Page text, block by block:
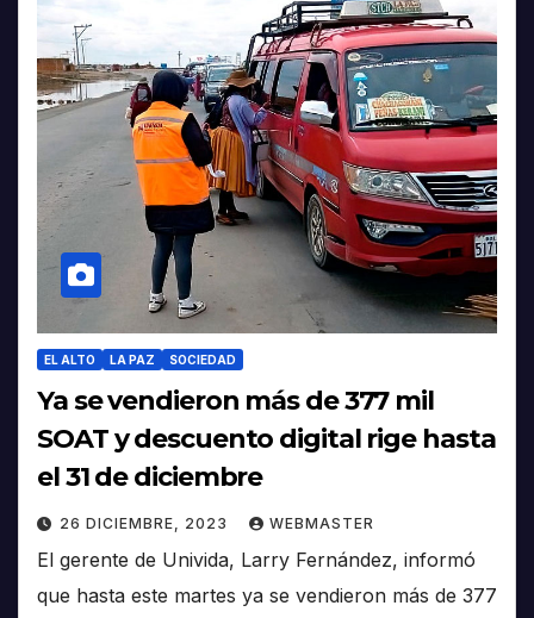
EL ALTO LA PAZ SOCIEDAD
Ya se vendieron más de 377 mil
SOAT y descuento digital rige hasta
el 31 de diciembre
26 DICIEMBRE, 2023 WEBMASTER
El gerente de Univida, Larry Fernández, informó
que hasta este martes ya se vendieron más de 377